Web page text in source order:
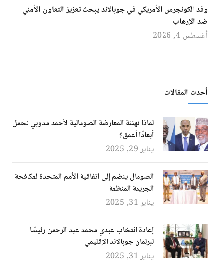
وفد الكونجرس الأمريكي في جوبالاند يبحث تعزيز التعاون الأمني
ضد الإرهاب
أغسطس 4, 2026
أحدث المقالات
لماذا تهنئة المعارضة الصومالية لأحمد مدوبي تحمل
أبعادًا أعمق؟
يناير 29, 2025
الصومال ينضم إلى اتفاقية الأمم المتحدة لمكافحة
الجريمة المنظمة
يناير 31, 2025
إعادة انتخاب عبدي محمد عبد الرحمن رئيسًا
لبرلمان جوبالاند الإقليمي
يناير 31, 2025